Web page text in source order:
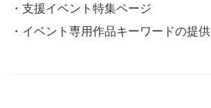
・支援イベント特集ページ
・イベント専用作品キーワードの提供